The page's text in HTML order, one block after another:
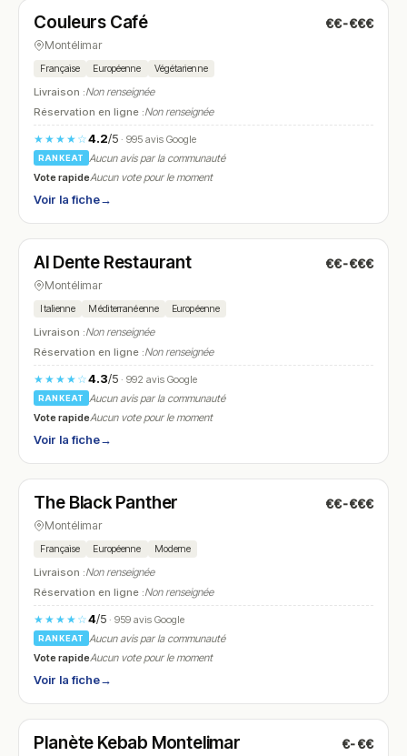
N° 18
Couleurs Café €€-€€€
Montélimar
Française Européenne Végétarienne
Livraison :Non renseignée
Réservation en ligne :Non renseignée
★★★★☆4.2/5· 995 avis Google
RANKEAT
Aucun avis par la communauté
Vote rapideAucun vote pour le moment
Voir la fiche→
N° 19
Al Dente Restaurant €€-€€€
Montélimar
Italienne Méditerranéenne Européenne
Livraison :Non renseignée
Réservation en ligne :Non renseignée
★★★★☆4.3/5· 992 avis Google
RANKEAT
Aucun avis par la communauté
Vote rapideAucun vote pour le moment
Voir la fiche→
N° 20
The Black Panther €€-€€€
Montélimar
Française Européenne Moderne
Livraison :Non renseignée
Réservation en ligne :Non renseignée
★★★★☆4/5· 959 avis Google
RANKEAT
Aucun avis par la communauté
Vote rapideAucun vote pour le moment
Voir la fiche→
N° 21
Planète Kebab Montelimar €-€€